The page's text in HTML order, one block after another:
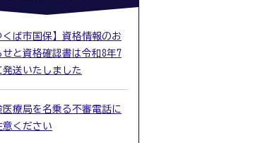
くば市国保】資格情報のお
せと資格確認書は令和8年7
発送いたしました
医療局を名乗る不審電話に
意ください